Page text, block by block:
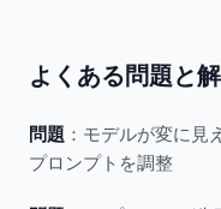
よくある問題と
問題 ：モデルが変に見
プロンプトを調整